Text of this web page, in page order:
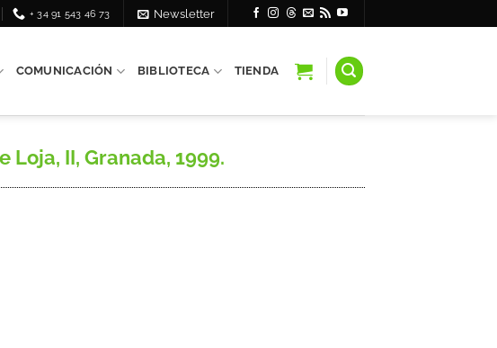
+ 34 91 543 46 73 Newsletter
COMUNICACIÓN BIBLIOTECA TIENDA
Loja, II, Granada, 1999.